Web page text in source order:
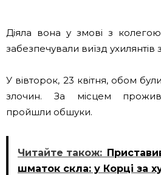
Діяла вона у змові з
забезпечували виїзд ухилянтів
У вівторок, 23 квітня, обом
злочин. За місцем
пройшли обшуки.
Читайте також:
шматок скла: у Корці за